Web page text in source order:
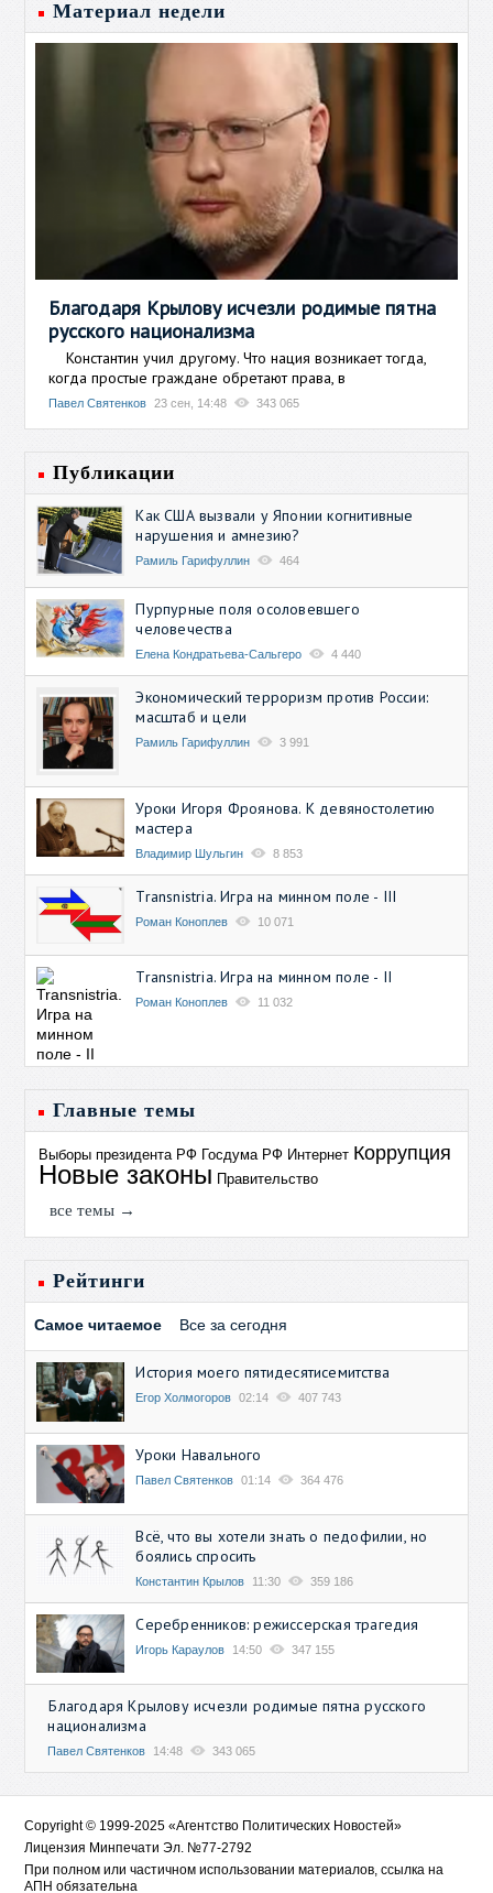
Материал недели
Благодаря Крылову исчезли родимые пятна
русского национализма
Константин учил другому. Что нация возникает тогда,
когда простые граждане обретают права, в
Павел Святенков 23 сен, 14:48 343 065
Публикации
Как США вызвали у Японии когнитивные
нарушения и амнезию?
Рамиль Гарифуллин 464
Пурпурные поля осоловевшего
человечества
Елена Кондратьева-Сальгеро 4 440
Экономический терроризм против России:
масштаб и цели
Рамиль Гарифуллин 3 991
Уроки Игоря Фроянова. К девяностолетию
мастера
Владимир Шульгин 8 853
Transnistria. Игра на минном поле - III
Роман Коноплев 10 071
Transnistria. Игра на минном поле - II
Роман Коноплев 11 032
Главные темы
Выборы президента РФ Госдума РФ Интернет Коррупция
Новые законы Правительство
все темы →
Рейтинги
Самое читаемое Все за сегодня
История моего пятидесятисемитства
Егор Холмогоров 02:14 407 743
Уроки Навального
Павел Святенков 01:14 364 476
Всё, что вы хотели знать о педофилии, но
боялись спросить
Константин Крылов 11:30 359 186
Серебренников: режиссерская трагедия
Игорь Караулов 14:50 347 155
Благодаря Крылову исчезли родимые пятна русского
национализма
Павел Святенков 14:48 343 065
Copyright © 1999-2025 «Агентство Политических Новостей»
Лицензия Минпечати Эл. №77-2792
При полном или частичном использовании материалов, ссылка на
АПН обязательна